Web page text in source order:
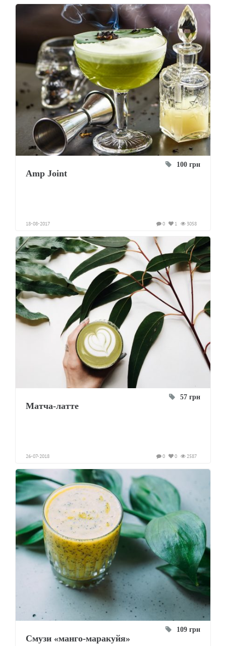
100 грн
Amp Joint
18-08-2017 3058
1
0
57 грн
Матча-латте
26-07-2018 2587
0
0
109 грн
Смузи «манго-маракуйя»